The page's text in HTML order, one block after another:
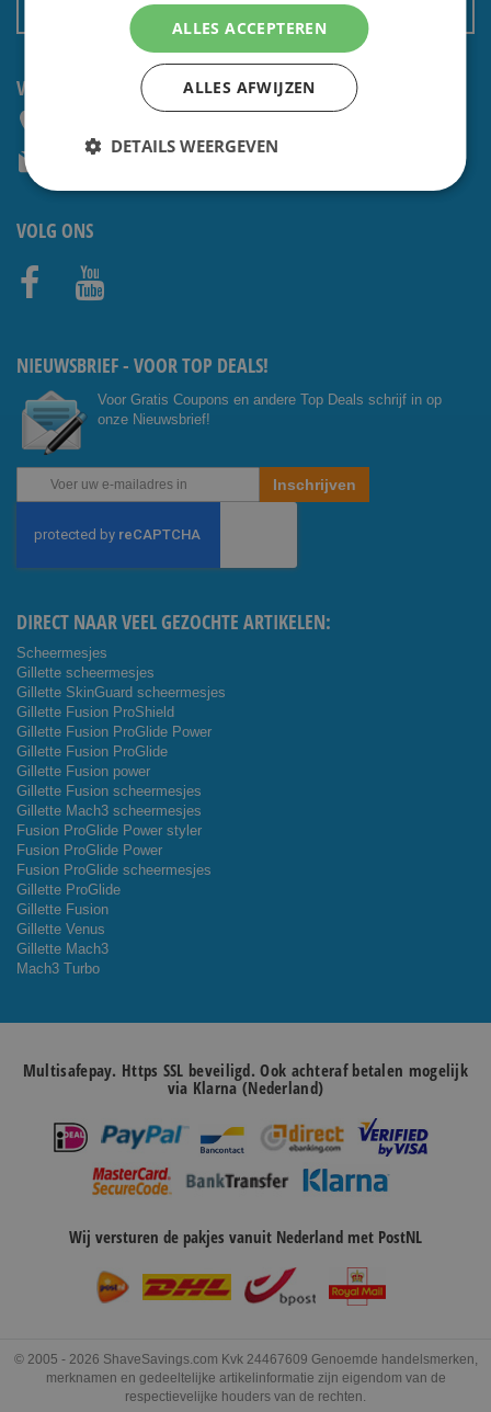
Non EU: Belasting / douane
VRAGEN? NEEM CONTACT OP:
service@shavesavings.com
VOLG ONS
NIEUWSBRIEF - VOOR TOP DEALS!
Voor Gratis Coupons en andere Top Deals schrijf in op
onze Nieuwsbrief!
Abonneer
onze
Inschrijven
DIRECT NAAR VEEL GEZOCHTE ARTIKELEN:
Scheermesjes
Gillette scheermesjes
Gillette SkinGuard scheermesjes
Gillette Fusion ProShield
Gillette Fusion ProGlide Power
Gillette Fusion ProGlide
Gillette Fusion power
Gillette Fusion scheermesjes
Gillette Mach3 scheermesjes
Fusion ProGlide Power styler
Fusion ProGlide Power
Fusion ProGlide scheermesjes
Gillette ProGlide
Gillette Fusion
Gillette Venus
Gillette Mach3
Mach3 Turbo
Multisafepay. Https SSL beveiligd. Ook achteraf betalen mogelijk
via Klarna (Nederland)
Wij versturen de pakjes vanuit Nederland met PostNL
© 2005 - 2026 ShaveSavings.com Kvk 24467609 Genoemde handelsmerken,
merknamen en gedeeltelijke artikelinformatie zijn eigendom van de
respectievelijke houders van de rechten.
ALLES ACCEPTEREN
ALLES AFWIJZEN
DETAILS WEERGEVEN